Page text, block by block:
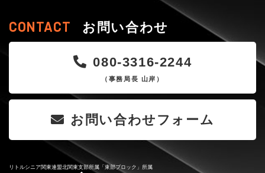
CONTACT お問い合わせ
080-3316-2244
（事務局長 山岸）
お問い合わせフォーム